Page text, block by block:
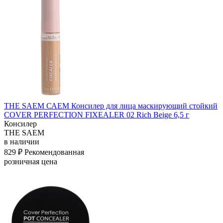
THE SAEM САЕМ Консилер для лица маскирующий стойкий
COVER PERFECTION FIXEALER 02 Rich Beige 6,5 г
Консилер
THE SAEM
в наличии
829 ₽ Рекомендованная
розничная цена